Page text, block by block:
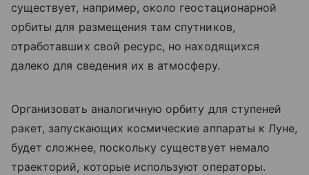
существует, например, около геостационарной
орбиты для размещения там спутников,
отработавших свой ресурс, но находящихся
далеко для сведения их в атмосферу.
Организовать аналогичную орбиту для ступеней
ракет, запускающих космические аппараты к Луне,
будет сложнее, поскольку существует немало
траекторий, которые используют операторы.